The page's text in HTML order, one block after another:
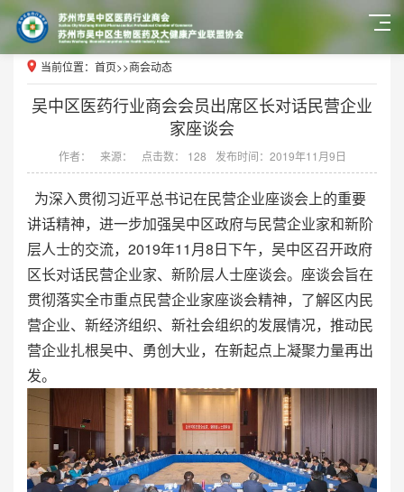
当前位置： 首页>>商会动态
吴中区医药行业商会会员出席区长对话民营企业
家座谈会
作者： 来源： 点击数： 128 发布时间：2019年11月9日
为深入贯彻习近平总书记在民营企业座谈会上的重要
讲话精神，进一步加强吴中区政府与民营企业家和新阶
层人士的交流，2019年11月8日下午，吴中区召开政府
区长对话民营企业家、新阶层人士座谈会。座谈会旨在
贯彻落实全市重点民营企业家座谈会精神，了解区内民
营企业、新经济组织、新社会组织的发展情况，推动民
营企业扎根吴中、勇创大业，在新起点上凝聚力量再出
发。